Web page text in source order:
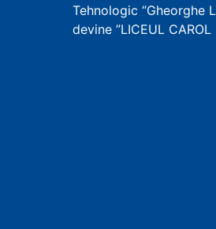
Tehnologic “Gheorghe
devine ”LICEUL